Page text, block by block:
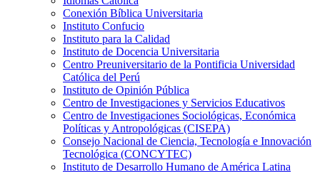
Conexión Bíblica Universitaria
Instituto Confucio
Instituto para la Calidad
Instituto de Docencia Universitaria
Centro Preuniversitario de la Pontificia Universidad
Católica del Perú
Instituto de Opinión Pública
Centro de Investigaciones y Servicios Educativos
Centro de Investigaciones Sociológicas, Económica
Políticas y Antropológicas (CISEPA)
Consejo Nacional de Ciencia, Tecnología e Innovación
Tecnológica (CONCYTEC)
Instituto de Desarrollo Humano de América Latina